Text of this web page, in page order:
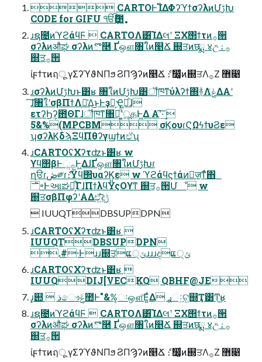
 CARTOͰ࢝ΊΔΦʔϓϯσʔλͷՄࢹԽ
ɹຊ೔ͷϓϩάϥϜ  CARTOΛ͸͡ΊΔલʹ ΞΧ΢ϯτͷ࡞੒
σʔλͷऔಘ σʔλͷొ࿥ Ґஔ৘ใͷ௥Ճ ஍ਤͷछྨ ४උ࡞ۀ
஍ਤ࡞੒
ίϝϯτͷฤू γΣʔϓϑΝΠϧ ϨΠϠʔͷ௥Ճ ެ։ ࣗ෼͚ͩͷ஍ਤΛ࡞Ζ͏ ޻෉
ɹσʔλͷՄࢹԽͱ͸ʁ ৘ใͷՄࢹԽ͸ॏཁͳύλʔϯ΍ؔ࿈Λݟ͑ΔΑ͏ʹ
͠ɺ৘ใʹσβΠϯΛ༩͑Δ͜ͱͰҙຯ͕Ҿཱ͖ͪɺ
ετʔϦʔ͕఻ΘΓɺॏཁͳ৘ใ͚ͩʹूதͰ͖Δ Α͏ʹ͠·͢ 
5&%(MPCBM σϏουɾϚΩϟϯυϨε
ʮσʔλϏδϡΞϥΠθʔγϣϯͷඒʯ
ɹCARTOʢΧʔτʣͱ͸ʁ w
ϒϥ΢βͰૢ࡞Ͱ͖ΔɺҐஔ৘ใͷՄࢹԽɾ
ղੳɾڞ༗ɾެ։Ϋϥ΢υαʔϏε w ϓϩάϥϛϯάͷٕज़͕ͳͯ͘΋
࢐৽Ͱઆಘྗ͕͋ΓɺΠϯλϥΫςΟϒͳ ஍ਤ͕࡞੒Մೳ w
஍ਤσβΠφʔʹΑΔඒ͍͠දݱ
 IUUQTDBSUPDPN
ɹCARTOʢΧʔτʣͱ͸ʁ 
IUUQTDBSUPDPN
.#·Ͱɹɹ஍ਤແ੍ݶɹɹɹදແ੍ݶ
ɹCARTOʢΧʔτʣͱ͸ʁ 
IUUQDIJ[VECKQ QBHF@JE
ɹ͓୊  ذෞݝ಺Ͱ"&%͕ઃஔ͞Ε͍ͯΔ ࢪઃ͕ଟ͍஍Ҭ͸Ͳ͜ʁ
ɹຊ೔ͷϓϩάϥϜ  CARTOΛ͸͡ΊΔલʹ ΞΧ΢ϯτͷ࡞੒
σʔλͷऔಘ σʔλͷొ࿥ Ґஔ৘ใͷ௥Ճ ஍ਤͷछྨ ४උ࡞ۀ
஍ਤ࡞੒
ίϝϯτͷฤू γΣʔϓϑΝΠϧ ϨΠϠʔͷ௥Ճ ެ։ ࣗ෼͚ͩͷ஍ਤΛ࡞Ζ͏ ޻෉